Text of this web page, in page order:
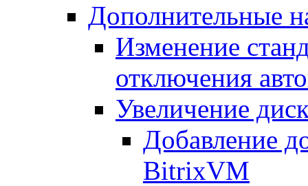
Дополнительные
Изменение
отключения
Увеличение
Добавление
BitrixVM